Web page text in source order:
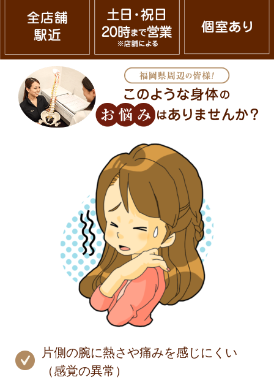
片側の腕に熱さや痛みを感じにくい
（感覚の異常）